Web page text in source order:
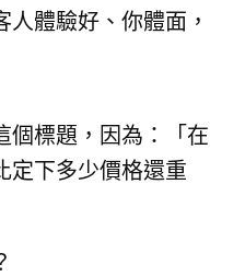
體驗好、你體面，
個標題，因為：「在
定下多少價格還重